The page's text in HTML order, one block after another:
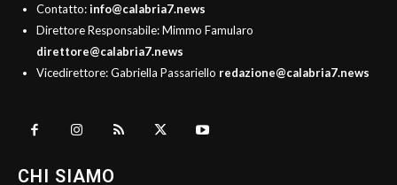
Contatto:info@calabria7.news
Direttore Responsabile: Mimmo Famularo
direttore@calabria7.news
Vicedirettore: Gabriella Passariello redazione@calabria7.news
CHI SIAMO